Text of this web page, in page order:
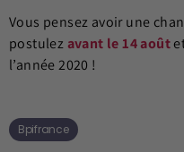
Vous pensez avoir une
postulez avant le 14 août
l’année 2020 !
Bpifrance